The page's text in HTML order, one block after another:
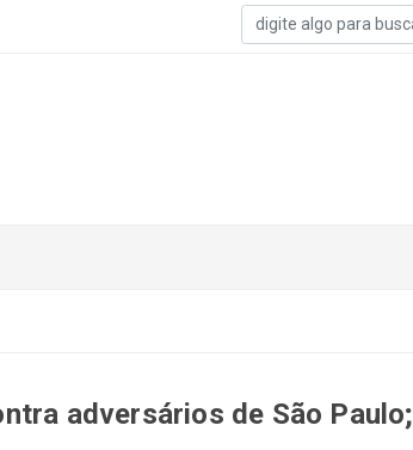
adversários de São Paulo;